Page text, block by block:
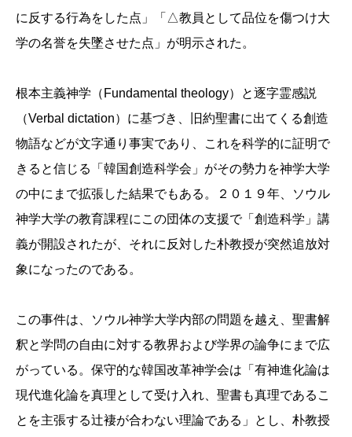
に反する行為をした点」「△教員として品位を傷つけ大
学の名誉を失墜させた点」が明示された。
根本主義神学（Fundamental theology）と逐字霊感説
（Verbal dictation）に基づき、旧約聖書に出てくる創造
物語などが文字通り事実であり、これを科学的に証明で
きると信じる「韓国創造科学会」がその勢力を神学大学
の中にまで拡張した結果でもある。２０１９年、ソウル
神学大学の教育課程にこの団体の支援で「創造科学」講
義が開設されたが、それに反対した朴教授が突然追放対
象になったのである。
この事件は、ソウル神学大学内部の問題を越え、聖書解
釈と学問の自由に対する教界および学界の論争にまで広
がっている。保守的な韓国改革神学会は「有神進化論は
現代進化論を真理として受け入れ、聖書も真理であるこ
とを主張する辻褄が合わない理論である」とし、朴教授